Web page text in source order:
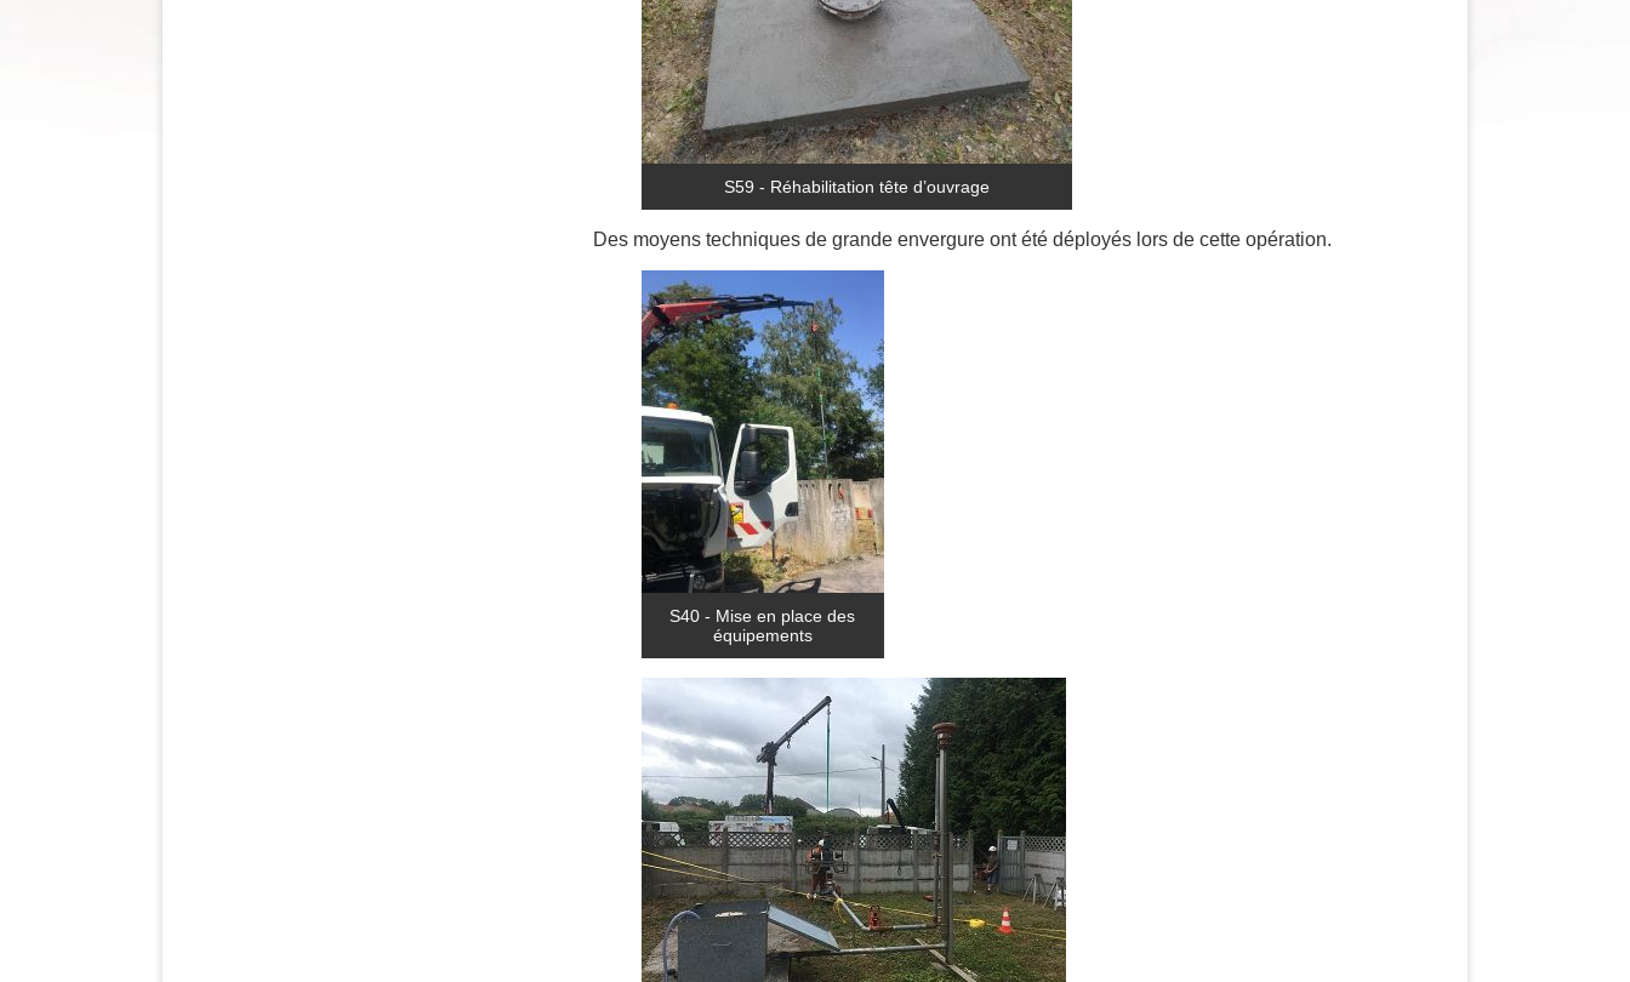
S59 - Réhabilitation tête d’ouvrage
Des moyens techniques de grande envergure ont été déployés lors de cette opération.
S40 - Mise en place des
équipements